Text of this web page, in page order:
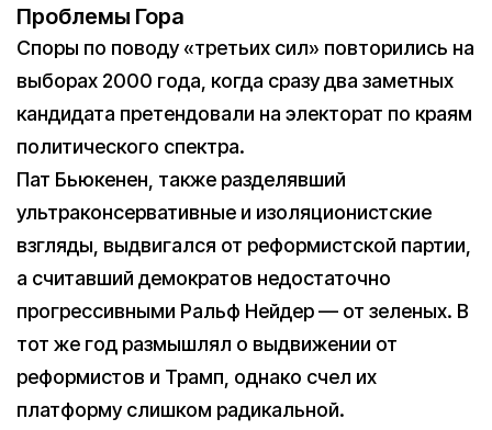
Проблемы Гора
Споры по поводу «третьих сил» повторились на
выборах 2000 года, когда сразу два заметных
кандидата претендовали на электорат по краям
политического спектра.
Пат Бьюкенен, также разделявший
ультраконсервативные и изоляционистские
взгляды, выдвигался от реформистской партии,
а считавший демократов недостаточно
прогрессивными Ральф Нейдер — от зеленых. В
тот же год размышлял о выдвижении от
реформистов и Трамп, однако счел их
платформу слишком радикальной.